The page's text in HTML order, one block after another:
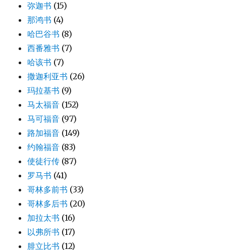
弥迦书 (15)
那鸿书 (4)
哈巴谷书 (8)
西番雅书 (7)
哈该书 (7)
撒迦利亚书 (26)
玛拉基书 (9)
马太福音 (152)
马可福音 (97)
路加福音 (149)
约翰福音 (83)
使徒行传 (87)
罗马书 (41)
哥林多前书 (33)
哥林多后书 (20)
加拉太书 (16)
以弗所书 (17)
腓立比书 (12)